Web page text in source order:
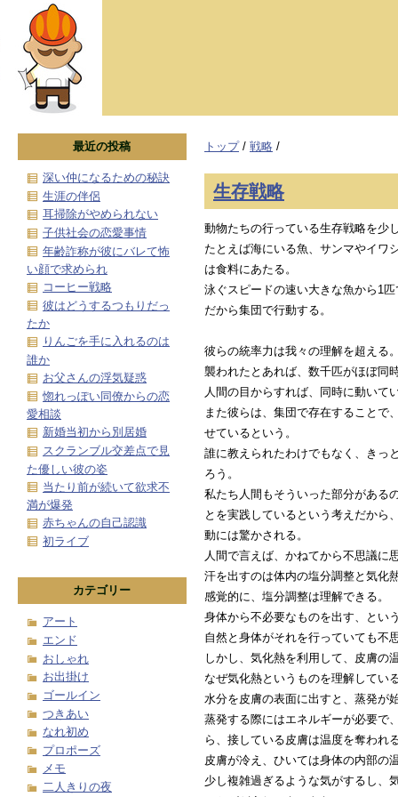
トップ/ 戦略 /
生存戦略
動物たちの行っている生存戦略を少
たとえば海にいる魚、サンマやイワ
は食料にあたる。
泳ぐスピードの速い大きな魚から1
だから集団で行動する。
彼らの統率力は我々の理解を超える
襲われたとあれば、数千匹がほぼ同
人間の目からすれば、同時に動いて
また彼らは、集団で存在することで
せているという。
誰に教えられたわけでもなく、きっ
ろう。
私たち人間もそういった部分がある
とを実践しているという考えだから
動には驚かされる。
人間で言えば、かねてから不思議に
汗を出すのは体内の塩分調整と気化
感覚的に、塩分調整は理解できる。
身体から不必要なものを出す、とい
自然と身体がそれを行っていても不
しかし、気化熱を利用して、皮膚の
なぜ気化熱というものを理解してい
水分を皮膚の表面に出すと、蒸発が
蒸発する際にはエネルギーが必要で
ら、接している皮膚は温度を奪われ
皮膚が冷え、ひいては身体の内部の
少し複雑過ぎるような気がするし、
最近の投稿
深い仲になるための秘訣
生涯の伴侶
耳掃除がやめられない
子供社会の恋愛事情
年齢詐称が彼にバレて怖
い顔で求められ
コーヒー戦略
彼はどうするつもりだっ
たか
りんごを手に入れるのは
誰か
お父さんの浮気疑惑
惚れっぽい同僚からの恋
愛相談
新婚当初から別居婚
スクランブル交差点で見
た優しい彼の姿
当たり前が続いて欲求不
満が爆発
赤ちゃんの自己認識
初ライブ
カテゴリー
アート
エンド
おしゃれ
お出掛け
ゴールイン
つきあい
なれ初め
プロポーズ
メモ
二人きりの夜